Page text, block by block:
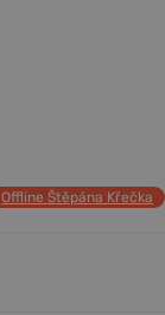
Offline Štěpána Křečka